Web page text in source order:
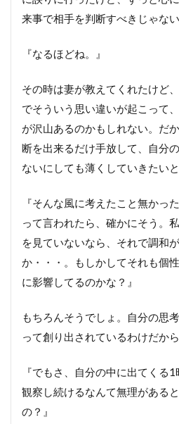
来事で相手を判断すべきじゃない
『なるほどね。』
その時は妻が教えてくれたけど
でそういう思い違いが起こって
が沢山あるのかもしれない。だ
断を出来るだけ手放して、自分
ないにしても薄くしていきたいと
『そんな風に考えたこと無かっ
って言われたら、確かにそう。
を見ていないなら、それで調和
か・・・。もしかしてそれも個
に影響してるのかな？』
もちろんそうでしょ。自分の思
って創り出されているわけだから
『でもさ、自分の中に出てくる
観察し続けるなんて無理がある
の？』